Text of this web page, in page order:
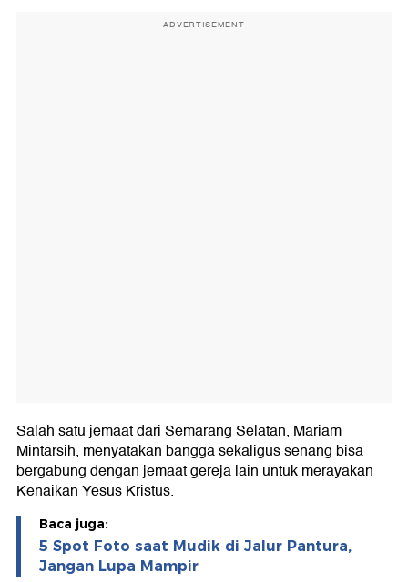
ADVERTISEMENT
Salah satu jemaat dari Semarang Selatan, Mariam
Mintarsih, menyatakan bangga sekaligus senang bisa
bergabung dengan jemaat gereja lain untuk merayakan
Kenaikan Yesus Kristus.
Baca juga:
5 Spot Foto saat Mudik di Jalur Pantura,
Jangan Lupa Mampir